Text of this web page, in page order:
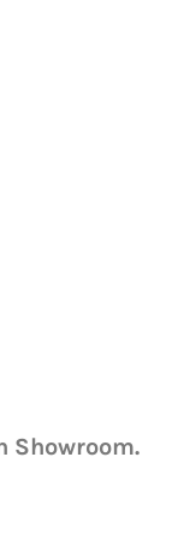
Showroom.